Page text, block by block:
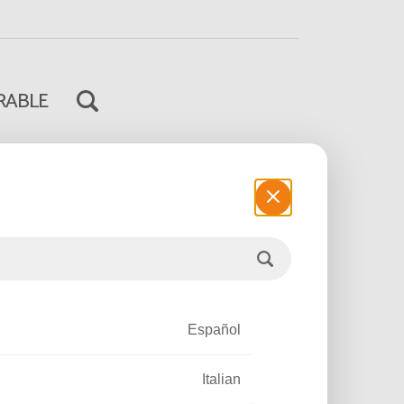
Español
Italian